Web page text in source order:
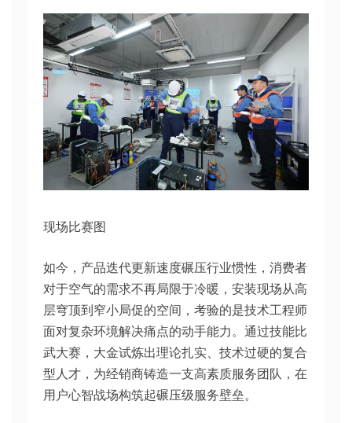
现场比赛图
如今，产品迭代更新速度碾压行业惯性，消费者
对于空气的需求不再局限于冷暖，安装现场从高
层穹顶到窄小局促的空间，考验的是技术工程师
面对复杂环境解决痛点的动手能力。通过技能比
武大赛，大金试炼出理论扎实、技术过硬的复合
型人才，为经销商铸造一支高素质服务团队，在
用户心智战场构筑起碾压级服务壁垒。